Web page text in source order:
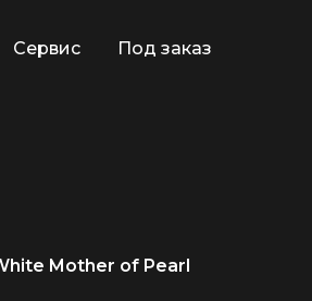
Сервис Под заказ
Mother of Pearl